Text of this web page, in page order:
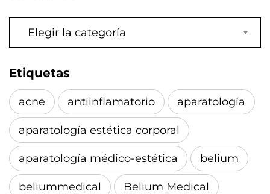
Categorías
Etiquetas
acne antiinflamatorio aparatología
aparatología estética corporal
aparatología médico-estética belium
beliummedical Belium Medical